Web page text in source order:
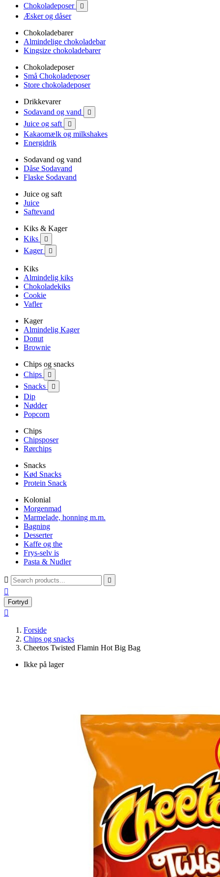
Chokoladeposer

Æsker og dåser
Chokoladebarer
Almindelige chokoladebar
Kingsize chokoladebarer
Chokoladeposer
Små Chokoladeposer
Store chokoladeposer
Drikkevarer
Sodavand og vand

Juice og saft 
Kakaomælk og milkshakes
Energidrik
Sodavand og vand
Dåse Sodavand
Flaske Sodavand
Juice og saft
Juice
Saftevand
Kiks & Kager
Kiks

Kager 
Kiks
Almindelig kiks
Chokoladekiks
Cookie
Vafler
Kager
Almindelig Kager
Donut
Brownie
Chips og snacks
Chips

Snacks 
Dip
Nødder
Popcorn
Chips
Chipsposer
Rørchips
Snacks
Kød Snacks
Protein Snack
Kolonial
Morgenmad
Marmelade, honning m.m.
Bagning
Desserter
Kaffe og the
Frys-selv is
Pasta & Nudler
 

Fortryd

Forside
Chips og snacks
Cheetos Twisted Flamin Hot Big Bag
Ikke på lager